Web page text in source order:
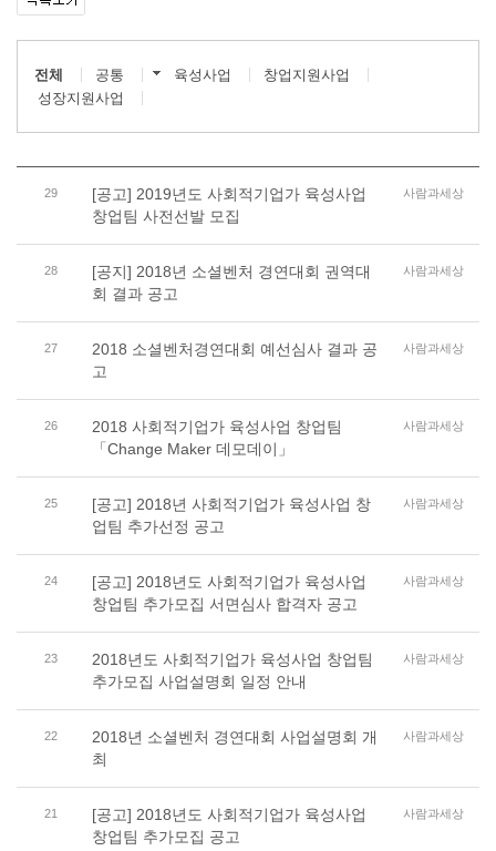
전체 공통 육성사업
창업지원사업
성장지원사업
29
[공고] 2019년도 사회적기업가 육성사업
창업팀 사전선발 모집
사람과세상
28
[공지] 2018년 소셜벤처 경연대회 권역대
회 결과 공고
사람과세상
27
2018 소셜벤처경연대회 예선심사 결과 공
고
사람과세상
26
2018 사회적기업가 육성사업 창업팀
「Change Maker 데모데이」
사람과세상
25
[공고] 2018년 사회적기업가 육성사업 창
업팀 추가선정 공고
사람과세상
24
[공고] 2018년도 사회적기업가 육성사업
창업팀 추가모집 서면심사 합격자 공고
사람과세상
23
2018년도 사회적기업가 육성사업 창업팀
추가모집 사업설명회 일정 안내
사람과세상
22
2018년 소셜벤처 경연대회 사업설명회 개
최
사람과세상
21
[공고] 2018년도 사회적기업가 육성사업
창업팀 추가모집 공고
사람과세상